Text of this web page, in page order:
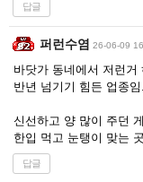
답글
퍼런수염 26-06-09
바닷가 동네에서 저런거
반년 넘기기 힘든 업종임.
신선하고 양 많이 주던
한입 먹고 눈탱이 맞는
답글